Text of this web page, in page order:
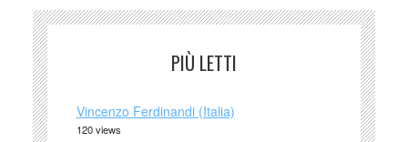
PIÙ LETTI
Vincenzo Ferdinandi (Italia)
120 views